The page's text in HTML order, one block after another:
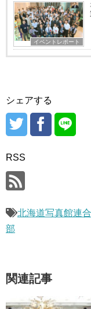
イベントレポート
シェアする
RSS
北海道写真館連
部
関連記事